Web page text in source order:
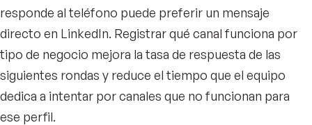
responde al teléfono puede preferir un mensaje
directo en LinkedIn. Registrar qué canal funciona por
tipo de negocio mejora la tasa de respuesta de las
siguientes rondas y reduce el tiempo que el equipo
dedica a intentar por canales que no funcionan para
ese perfil.